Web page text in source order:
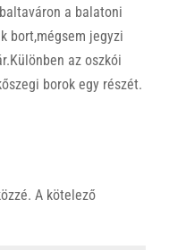
a balatoni
bort,mégsem jegyzi
az oszkói
borok egy részét.
A kötelező